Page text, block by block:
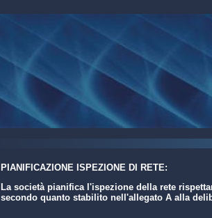
PIANIFICAZIONE ISPEZIONE DI RETE:
La società pianifica l'ispezione della rete
secondo quanto stabilito nell'allegato A alla